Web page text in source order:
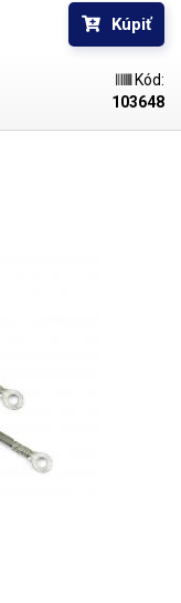
iné šírky strún,
struny sa môže u
vyrábame struny na
Kúpiť
Kód:
103648